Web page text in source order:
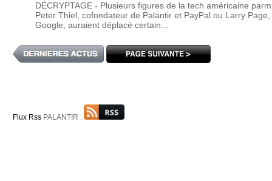
DÉCRYPTAGE - Plusieurs figures de la tech américaine
Peter Thiel, cofondateur de Palantir et PayPal ou Larry
Google, auraient déplacé certain...
Flux Rss PALANTIR :